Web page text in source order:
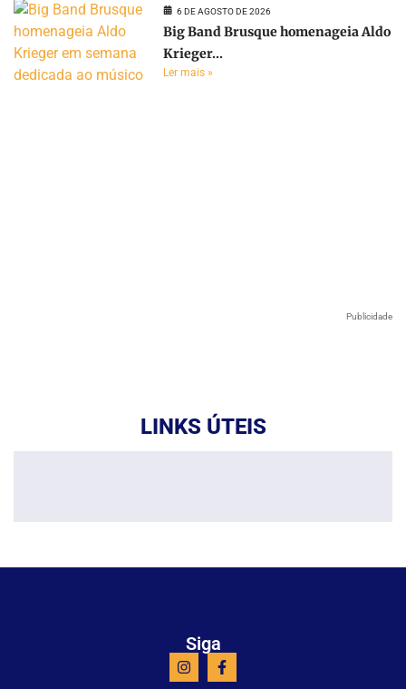
6 DE AGOSTO DE 2026
Big Band Brusque homenageia Aldo
Krieger...
Ler mais »
Publicidade
LINKS ÚTEIS
Siga